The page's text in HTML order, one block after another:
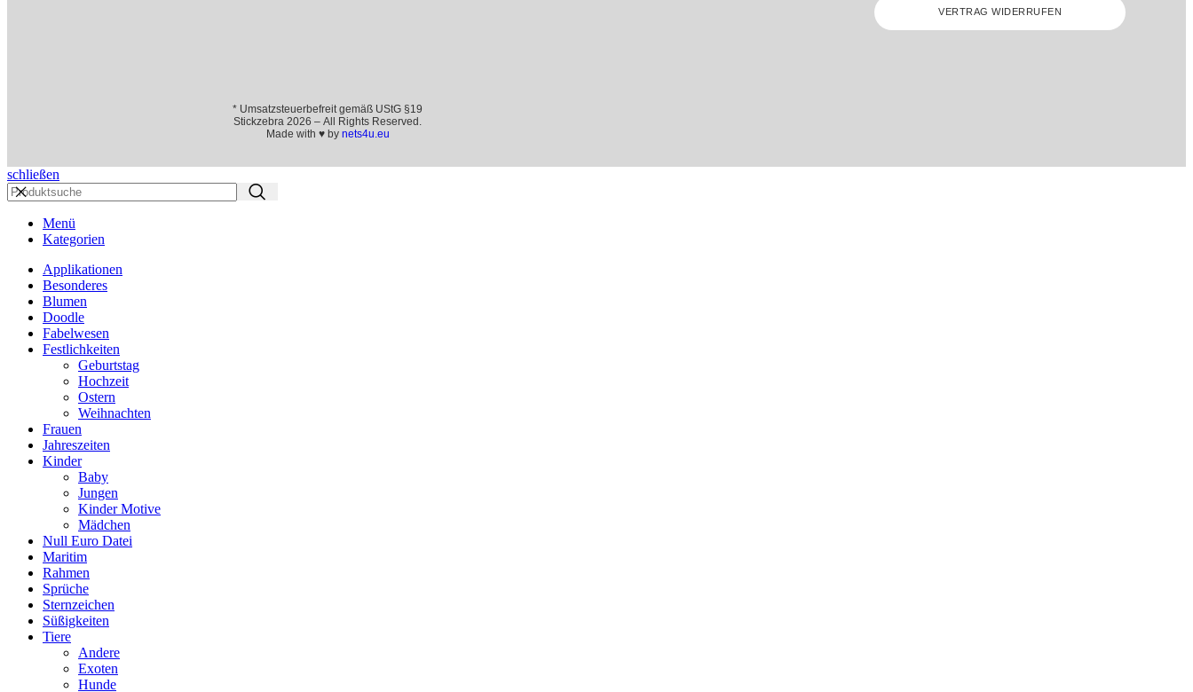
VERTRAG WIDERRUFEN
* Umsatzsteuerbefreit gemäß UStG §19
Stickzebra 2026 – All Rights Reserved.
Made with ♥ by nets4u.eu
schließen
Menü
Kategorien
Applikationen
Besonderes
Blumen
Doodle
Fabelwesen
Festlichkeiten
Geburtstag
Hochzeit
Ostern
Weihnachten
Frauen
Jahreszeiten
Kinder
Baby
Jungen
Kinder Motive
Mädchen
Null Euro Datei
Maritim
Rahmen
Sprüche
Sternzeichen
Süßigkeiten
Tiere
Andere
Exoten
Hunde